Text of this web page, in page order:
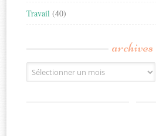
Travail (40)
archives
Archives